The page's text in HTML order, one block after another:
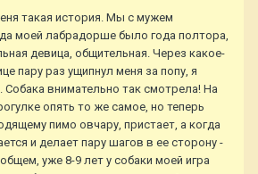
такая история. Мы с мужем
моей лабрадорше было года полтора,
девица, общительная. Через какое-
пару раз ущипнул меня за попу, я
Собака внимательно так смотрела! На
опять то же самое, но теперь
пимо овчару, пристает, а когда
и делает пару шагов в ее сторону -
уже 8-9 лет у собаки моей игра